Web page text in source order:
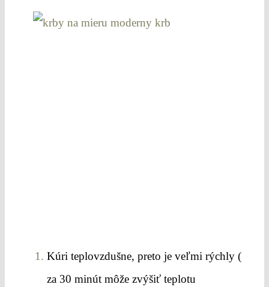
Kúri teplovzdušne, preto je veľmi rýchly (
za 30 minút môže zvýšiť teplotu